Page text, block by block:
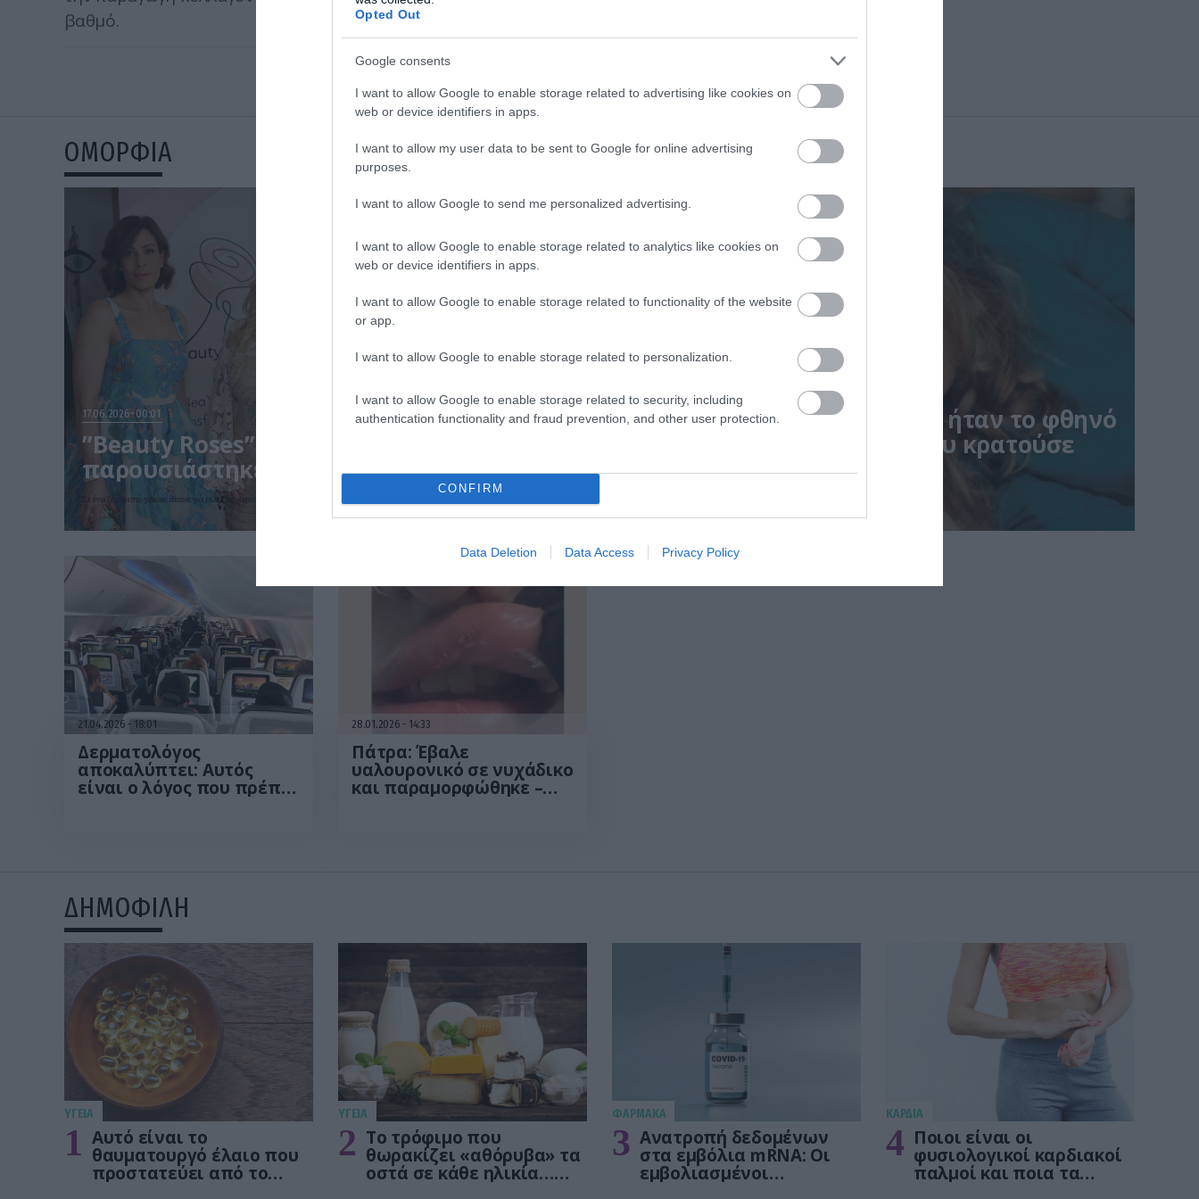
Opted Out
Google consents
I want to allow Google to enable storage related to advertising like cookies on
web or device identifiers in apps.
I want to allow my user data to be sent to Google for online advertising
purposes.
I want to allow Google to send me personalized advertising.
I want to allow Google to enable storage related to analytics like cookies on
web or device identifiers in apps.
I want to allow Google to enable storage related to functionality of the website
or app.
I want to allow Google to enable storage related to personalization.
I want to allow Google to enable storage related to security, including
authentication functionality and fraud prevention, and other user protection.
CONFIRM
Data Deletion Data Access Privacy Policy
βαθμό.
ΟΜΟΡΦΙΑ
17.06.2026 00:01
”Beauty Roses”: Το νέο beauty brand
παρουσιάστηκε στην Θεσσαλονίκη
Σε ένα ξεχωριστό private dinner για εκλεκτές κυρίες της πόλης
Αλίκη Βουγιουκλάκη: Αυτό ήταν το φθηνό
και φυσικό καλλυντικό που κρατούσε
λαμπερό το δέρμα της
21.04.2026 18:01
Δερματολόγος
αποκαλύπτει: Αυτός
είναι ο λόγος που πρέπει
28.01.2026 14:33
Πάτρα: Έβαλε
υαλουρονικό σε νυχάδικο
και παραμορφώθηκε –
ΔΗΜΟΦΙΛΗ
ΥΓΕΙΑ
1 Αυτό είναι το
θαυματουργό έλαιο που
προστατεύει από το
ΥΓΕΙΑ
2 Το τρόφιμο που
θωρακίζει «αθόρυβα» τα
οστά σε κάθε ηλικία…
ΦΑΡΜΑΚΑ
3 Ανατροπή δεδομένων
στα εμβόλια mRNA: Οι
εμβολιασμένοι
KΑΡΔΙΑ
4 Ποιοι είναι οι
φυσιολογικοί καρδιακοί
παλμοί και ποια τα